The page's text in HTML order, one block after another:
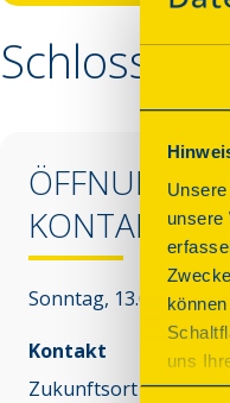
uns
des
Schloss
KONTAKT
Sonntag, 13.09.2026
Kontakt
Zukunftsort Schloss